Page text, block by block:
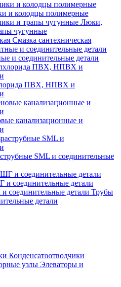
и колодцы полимерные
Люки,
чугунные
Смазка сантехническая
и соединительные детали
ПВХ, НПВХ и
канализационные и
SML и соединительные
соединительные детали
Трубы
детали
Конденсатоотводчики
Элеваторы и